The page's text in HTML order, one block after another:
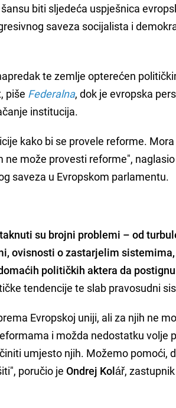
biti sljedeća uspješnica
saveza socijalista i
te zemlje opterećen
piše Federalna, dok je evropska
institucija.
kako bi se provele reforme. Mora
može provesti reforme",
saveza u Evropskom parlamentu.
su brojni problemi – od
ovisnosti o zastarjelim sistemima,
političkih aktera da postignu
tendencije te slab pravosudni
Evropskoj uniji, ali za njih ne
i možda nedostatku volje
umjesto njih. Možemo pomoći,
poručio jeOndrej Kolář, zastupnik